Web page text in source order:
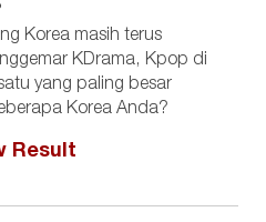
Korea masih terus
KDrama, Kpop di
yang paling besar
Korea Anda?
Result